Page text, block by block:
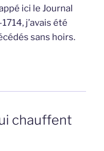
ici le Journal
j’avais été
sans hoirs.
chauffent